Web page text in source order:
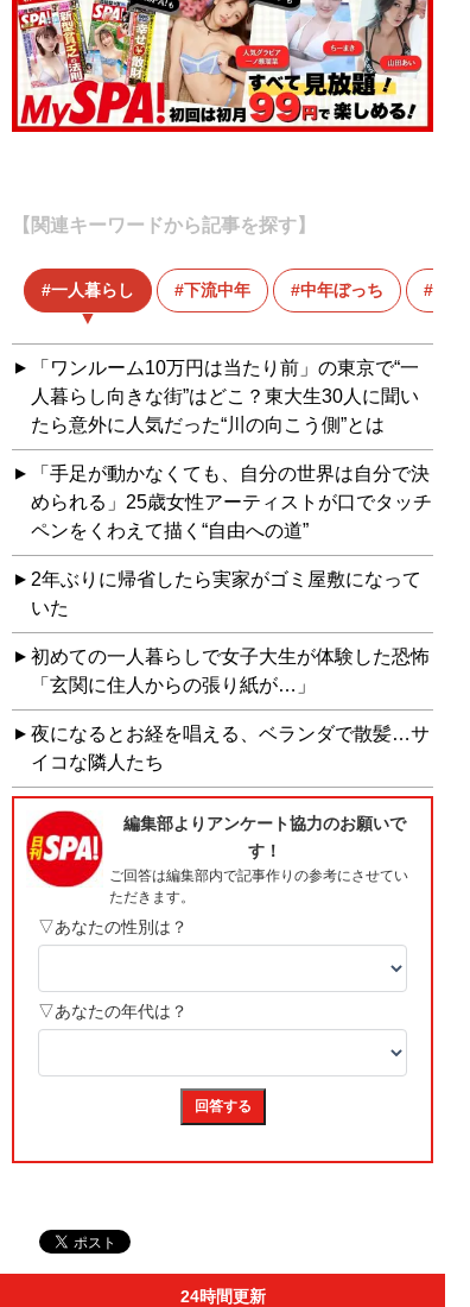
【関連キーワードから記事を探す】
一人暮らし 下流中年 中年ぼっち
「ワンルーム10万円は当たり前」の東京で“一
人暮らし向きな街”はどこ？東大生30人に聞い
たら意外に人気だった“川の向こう側”とは
「手足が動かなくても、自分の世界は自分で決
められる」25歳女性アーティストが口でタッチ
ペンをくわえて描く“自由への道”
2年ぶりに帰省したら実家がゴミ屋敷になって
いた
初めての一人暮らしで女子大生が体験した恐怖
「玄関に住人からの張り紙が…」
夜になるとお経を唱える、ベランダで散髪…サ
イコな隣人たち
24時間更新